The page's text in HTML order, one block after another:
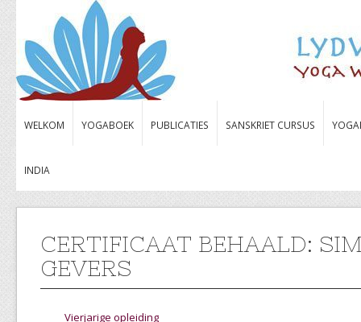
WELKOM YOGABOEK PUBLICATIES SANSKRIET CURSUS
INDIA
CERTIFICAAT BEHAALD:
GEVERS
Vierjarige opleiding